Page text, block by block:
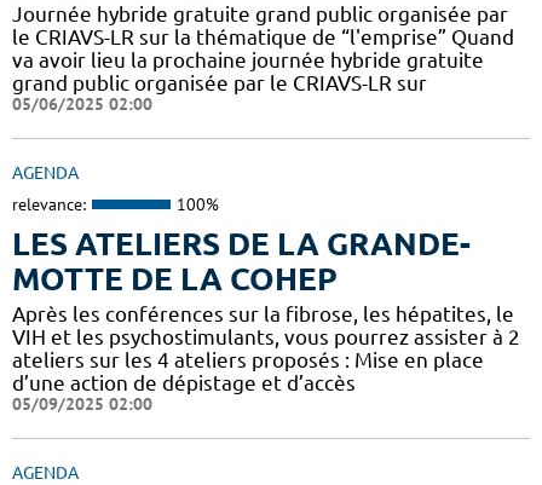
Journée hybride gratuite grand public organisée par
le CRIAVS-LR sur la thématique de “l'emprise” Quand
va avoir lieu la prochaine journée hybride gratuite
grand public organisée par le CRIAVS-LR sur
05/06/2025 02:00
AGENDA
relevance: 100%
LES ATELIERS DE LA GRANDE-
MOTTE DE LA COHEP
Après les conférences sur la fibrose, les hépatites, le
VIH et les psychostimulants, vous pourrez assister à 2
ateliers sur les 4 ateliers proposés : Mise en place
d’une action de dépistage et d’accès
05/09/2025 02:00
AGENDA